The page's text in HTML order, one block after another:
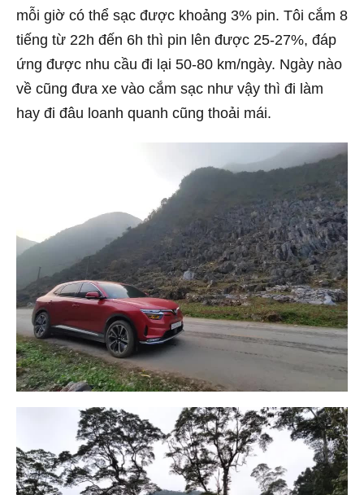
mỗi giờ có thể sạc được khoảng 3% pin. Tôi cắm 8
tiếng từ 22h đến 6h thì pin lên được 25-27%, đáp
ứng được nhu cầu đi lại 50-80 km/ngày. Ngày nào
về cũng đưa xe vào cắm sạc như vậy thì đi làm
hay đi đâu loanh quanh cũng thoải mái.